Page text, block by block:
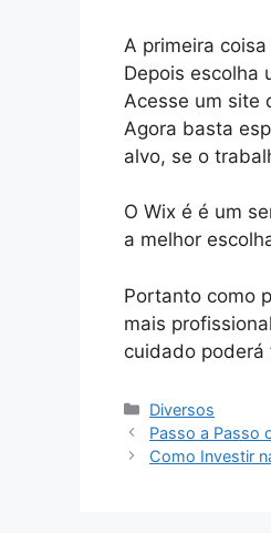
A primeira
Depois escolha
Acesse um site
Agora basta
alvo, se o
O Wix é é um
a melhor
Portanto como
mais
cuidado poderá
Categorias
Diversos
Passo a Passo
Como Investir